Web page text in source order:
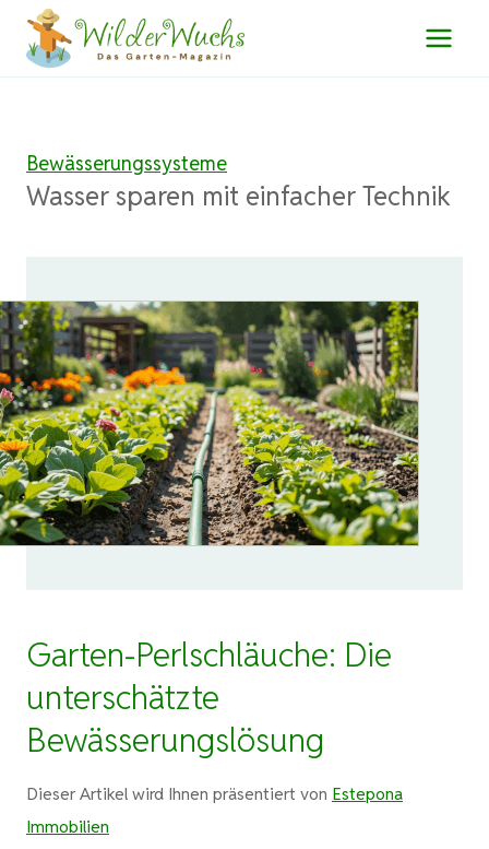
Zum
Inhalt
Bewässerungssysteme
Wasser sparen mit einfacher Technik
Garten-Perlschläuche: Die
unterschätzte
Bewässerungslösung
Dieser Artikel wird Ihnen präsentiert von Estepona
Immobilien